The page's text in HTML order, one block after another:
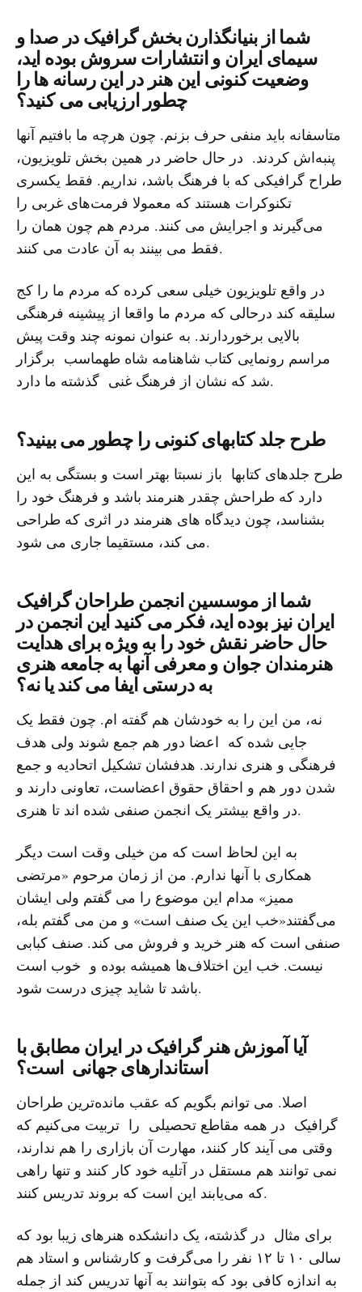
شما از بنیانگذارن بخش گرافیک در صدا و
سیمای ایران و انتشارات سروش بوده اید،
وضعیت کنونی این هنر در این رسانه ها را
چطور ارزیابی می کنید؟
متاسفانه باید منفی حرف بزنم. چون هرچه ما بافتیم آنها
پنبه‌اش کردند. در حال حاضر در همین بخش تلویزیون،
طراح گرافیکی که با فرهنگ باشد، نداریم. فقط یکسری
تکنوکرات هستند که معمولا فرمت‌های غربی را
می‌گیرند و اجرایش می کنند. مردم هم چون همان را
فقط می بینند به آن عادت می کنند.
در واقع تلویزیون خیلی سعی کرده که مردم ما را کج
سلیقه کند درحالی که مردم ما واقعا از پیشینه فرهنگی
بالایی برخوردارند. به عنوان نمونه چند وقت پیش
مراسم رونمایی کتاب شاهنامه شاه طهماسب برگزار
شد که نشان از فرهنگ غنی گذشته ما دارد.
طرح جلد کتابهای کنونی را چطور می بینید؟
طرح جلدهای کتابها باز نسبتا بهتر است و بستگی به این
دارد که طراحش چقدر هنرمند باشد و فرهنگ خود را
بشناسد، چون دیدگاه های هنرمند در اثری که طراحی
می کند، مستقیما جاری می شود.
شما از موسسین انجمن طراحان گرافیک
ایران نیز بوده اید، فکر می کنید این انجمن در
حال حاضر نقش خود را به ویژه برای هدایت
هنرمندان جوان و معرفی آنها به جامعه هنری
به درستی ایفا می کند یا نه؟
نه، من این را به خودشان هم گفته ام. چون فقط یک
جایی شده که اعضا دور هم جمع شوند ولی هدف
فرهنگی و هنری ندارند. هدفشان تشکیل اتحادیه و جمع
شدن دور هم و احقاق حقوق اعضاست، تعاونی دارند و
در واقع بیشتر یک انجمن صنفی شده اند تا هنری.
به این لحاظ است که من خیلی وقت است دیگر
همکاری با آنها ندارم. من از زمان مرحوم «مرتضی
ممیز» مدام این موضوع را می گفتم ولی ایشان
می‌گفتند«خب این یک صنف است» و من می گفتم بله،
صنفی است که هنر خرید و فروش می کند. صنف کبابی
نیست. خب این اختلاف‌ها همیشه بوده و خوب است
باشد تا شاید چیزی درست شود.
آیا آموزش هنر گرافیک در ایران مطابق با
استاندارهای جهانی است؟
اصلا. می توانم بگویم که عقب مانده‌ترین طراحان
گرافیک در همه مقاطع تحصیلی را تربیت می‌کنیم که
وقتی می آیند کار کنند، مهارت آن بازاری را هم ندارند،
نمی توانند هم مستقل در آتلیه خود کار کنند و تنها راهی
که می‌یابند این است که بروند تدریس کنند.
برای مثال در گذشته، یک دانشکده هنرهای زیبا بود که
سالی ۱۰ تا ۱۲ نفر را می‌گرفت و کارشناس و استاد هم
به اندازه کافی بود که بتوانند به آنها تدریس کند از جمله